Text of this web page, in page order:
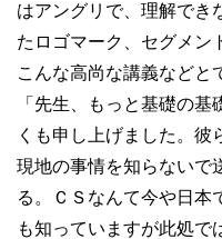
はアングリで、理解でき
たロゴマーク、セグメン
こんな高尚な講義などと
「先生、もっと基礎の
くも申し上げました。彼
現地の事情を知らないで
る。ＣＳなんて今や日本
も知っていますが此処で